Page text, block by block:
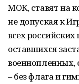
МОК, ставят на
не допуская к
всех
оставшихся
военнопленных,
– без флага и